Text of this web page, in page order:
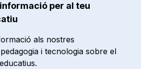
per al teu
als nostres
i tecnologia sobre el